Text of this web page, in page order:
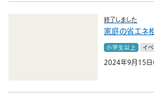
イベント
終了しました
家庭の省エネ
小学生以上 イベ
2024年9月15日